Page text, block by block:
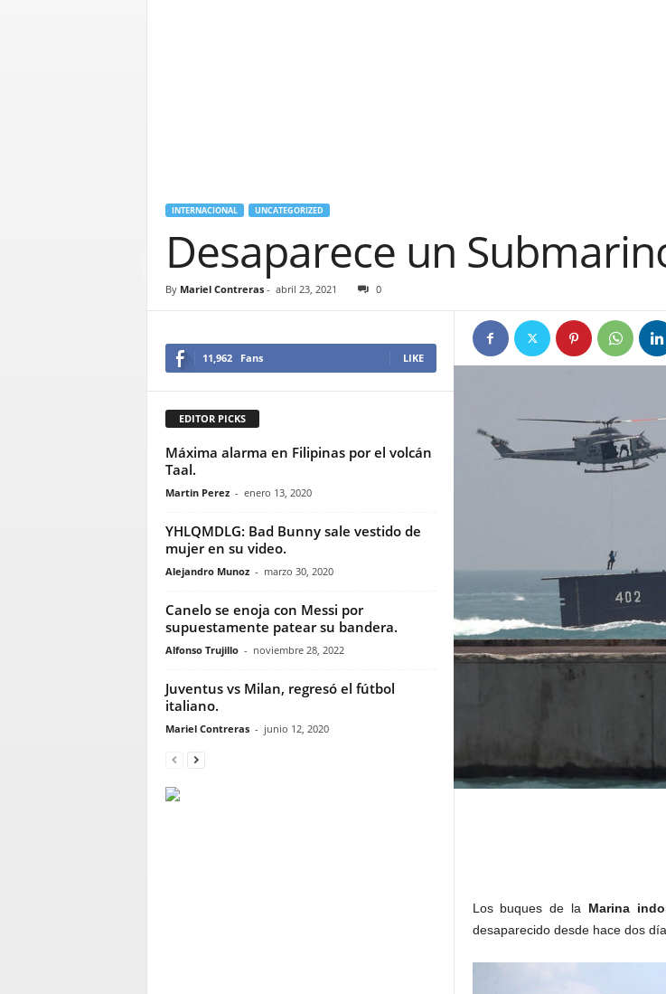
INTERNACIONAL UNCATEGORIZED
Desaparece un
By Mariel Contreras- abril 23, 2021 0
Los buques de la Marina
desaparecido desde hace dos
11,962 Fans LIKE
EDITOR PICKS
Máxima alarma en Filipinas por el volcán
Taal.
Martin Perez - enero 13, 2020
YHLQMDLG: Bad Bunny sale vestido de
mujer en su video.
Alejandro Munoz - marzo 30, 2020
Canelo se enoja con Messi por
supuestamente patear su bandera.
Alfonso Trujillo - noviembre 28, 2022
Juventus vs Milan, regresó el fútbol
italiano.
Mariel Contreras - junio 12, 2020